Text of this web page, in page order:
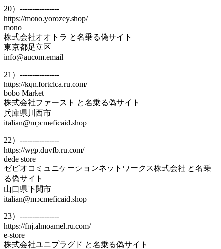
20）----------------
https://mono.yorozey.shop/
mono
株式会社オオトラ と名乗る偽サイト
東京都足立区
info@aucom.email
21）----------------
https://kqn.fortcica.ru.com/
bobo Market
株式会社ファースト と名乗る偽サイト
兵庫県川西市
italian@mpcmeficaid.shop
22）----------------
https://wgp.duvfb.ru.com/
dede store
ゼビオコミュニケーションネットワークス株式会社 と名乗
る偽サイト
山口県下関市
italian@mpcmeficaid.shop
23）----------------
https://fnj.almoamel.ru.com/
e-store
株式会社ユニプラグド と名乗る偽サイト